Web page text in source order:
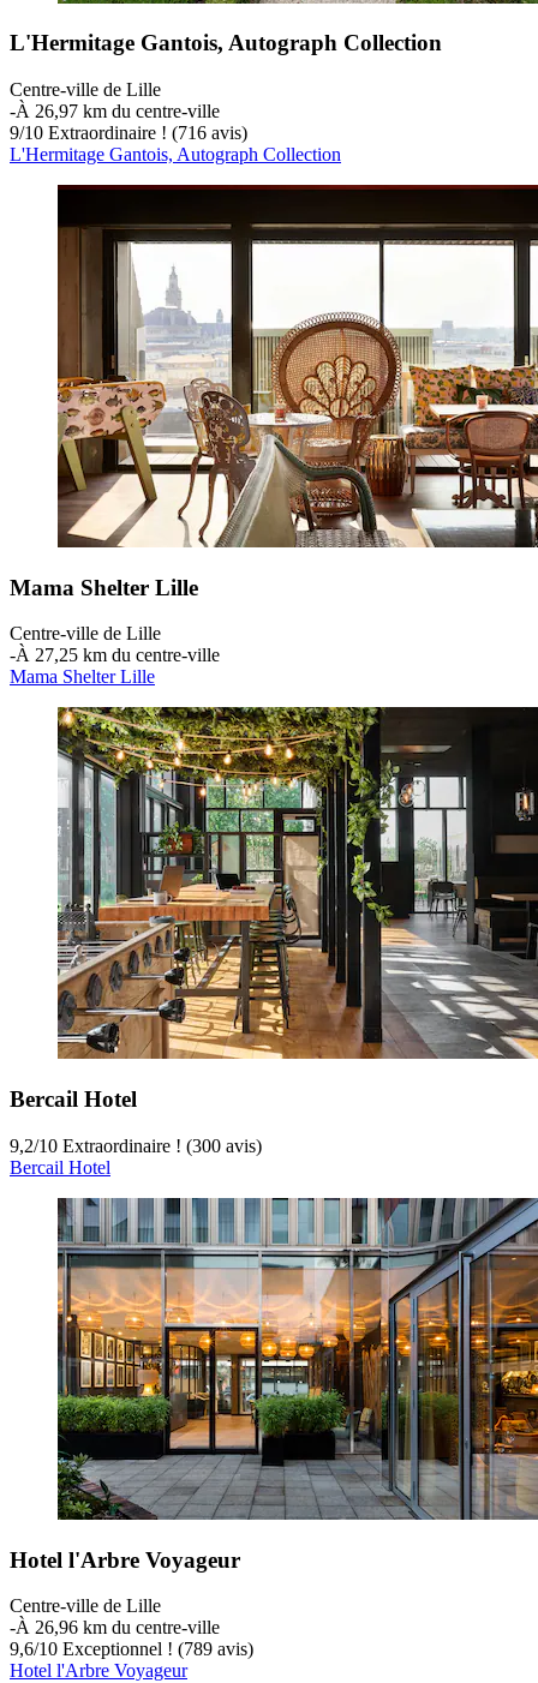
L'Hermitage Gantois, Autograph Collection
Centre-ville de Lille
‐À 26,97 km du centre-ville
9/10 Extraordinaire ! (716 avis)
L'Hermitage Gantois, Autograph Collection
Mama Shelter Lille
Centre-ville de Lille
‐À 27,25 km du centre-ville
Mama Shelter Lille
Bercail Hotel
9,2/10 Extraordinaire ! (300 avis)
Bercail Hotel
Hotel l'Arbre Voyageur
Centre-ville de Lille
‐À 26,96 km du centre-ville
9,6/10 Exceptionnel ! (789 avis)
Hotel l'Arbre Voyageur